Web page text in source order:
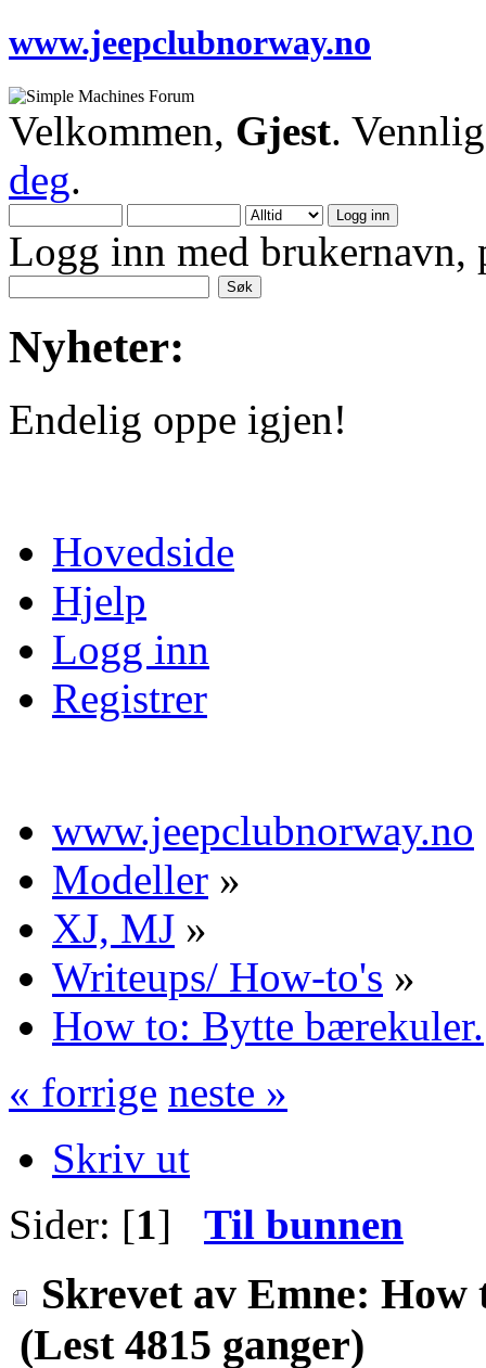
www.jeepclubnorway.no
Velkommen, Gjest.
deg.
Logg inn med brukernavn,
Nyheter:
Endelig oppe igjen!
Hovedside
Hjelp
Logg inn
Registrer
www.jeepclubnorway.no
Modeller »
XJ, MJ »
Writeups/ How-to's »
How to: Bytte bærekuler.
« forrige neste »
Skriv ut
Sider: [1] Til bunnen
Skrevet av Emne: How
(Lest 4815 ganger)